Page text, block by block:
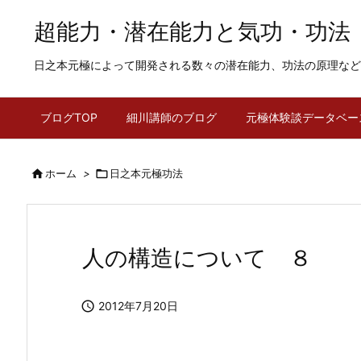
超能力・潜在能力と気功・功法
日之本元極によって開発される数々の潜在能力、功法の原理など
ブログTOP 細川講師のブログ 元極体験談データベー
ホーム >  日之本元極功法
人の構造について ８
 2012年7月20日